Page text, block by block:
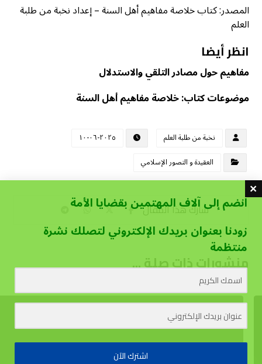
المصدر: كتاب خلاصة مفاهيم أهل السنة – إعداد نخبة من طلبة
العلم
انظر أيضا
مفاهيم حول مصادر التلقي والاستدلال
موضوعات كتاب: خلاصة مفاهيم أهل السنة
نخبة من طلبة العلم
٢٠٢٥-٠٦-١٠
العقيدة و التصور الإسلامي
منشورات ذات صلة ...
انضم إلى آلاف المهتمين بقضايا الأمة
زودنا بعنوان بريدك الإلكتروني لتصلك نشرة
منتظمة
اشترك الآن